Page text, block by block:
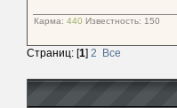
Карма: 440 Известность: 150
Страниц: [1] 2 Все